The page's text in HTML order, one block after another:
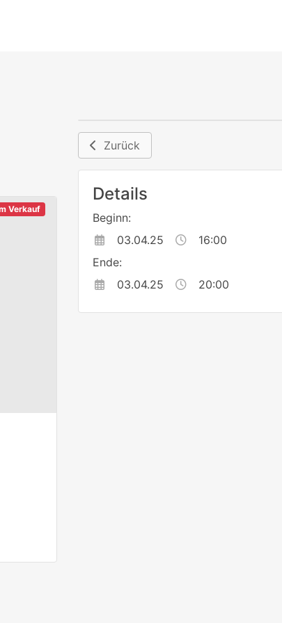
Verkauf
Zurück
Details
Beginn:
03.04.25
16:00
Ende:
03.04.25
20:00